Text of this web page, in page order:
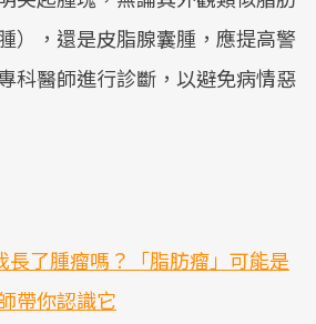
），還是皮脂腺囊腫，應提高警
科醫師進行診斷，以避免病情惡
長了腫瘤嗎？「脂肪瘤」可能是
帶你認識它